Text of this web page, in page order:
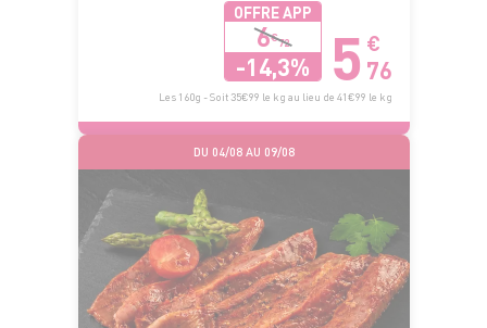
OFFRE APP
6€72
-14,3% 5 €
76
Les 160g - Soit 35€99 le kg au lieu de 41€99 le kg
DU 04/08 AU 09/08